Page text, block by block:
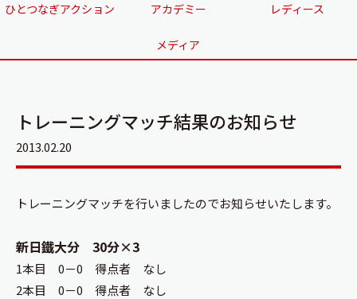
ひとつなぎアクション アカデミー レディース
メディア
トレーニングマッチ結果のお知らせ
2013.02.20
トレーニングマッチを行いましたのでお知らせいたします。
新日鐵大分 30分×3
1本目 0－0 得点者 なし
2本目 0－0 得点者 なし